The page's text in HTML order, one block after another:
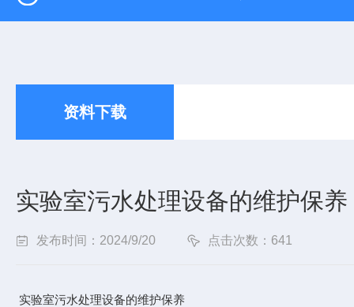
资料下载
实验室污水处理设备的维护保养
发布时间：2024/9/20 点击次数：641
实验室污水处理设备的维护保养